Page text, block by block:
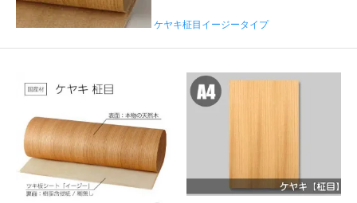
ケヤキ柾目イージータイプ